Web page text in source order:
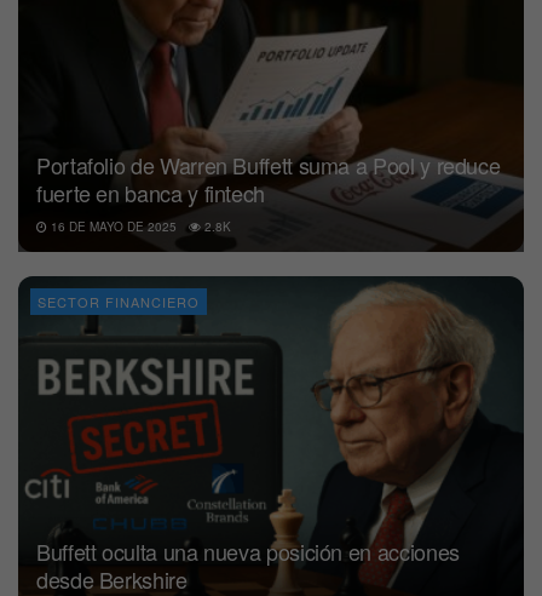
Portafolio de Warren Buffett suma a Pool y reduce
fuerte en banca y fintech
16 DE MAYO DE 2025 2.8K
SECTOR FINANCIERO
Buffett oculta una nueva posición en acciones
desde Berkshire